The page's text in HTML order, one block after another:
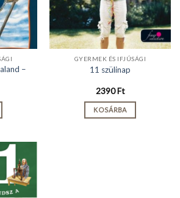
–
GYERMEK ÉS IFJÚSÁGI
11 szülinap
2390Ft
KOSÁRBA